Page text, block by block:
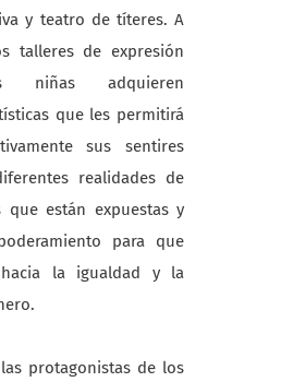
y teatro de títeres. A
talleres de expresión
niñas adquieren
que les permitirá
sus sentires
realidades de
que están expuestas y
para que
la igualdad y la
protagonistas de los